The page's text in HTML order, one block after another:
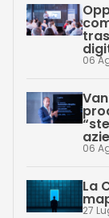
06
06
La
27